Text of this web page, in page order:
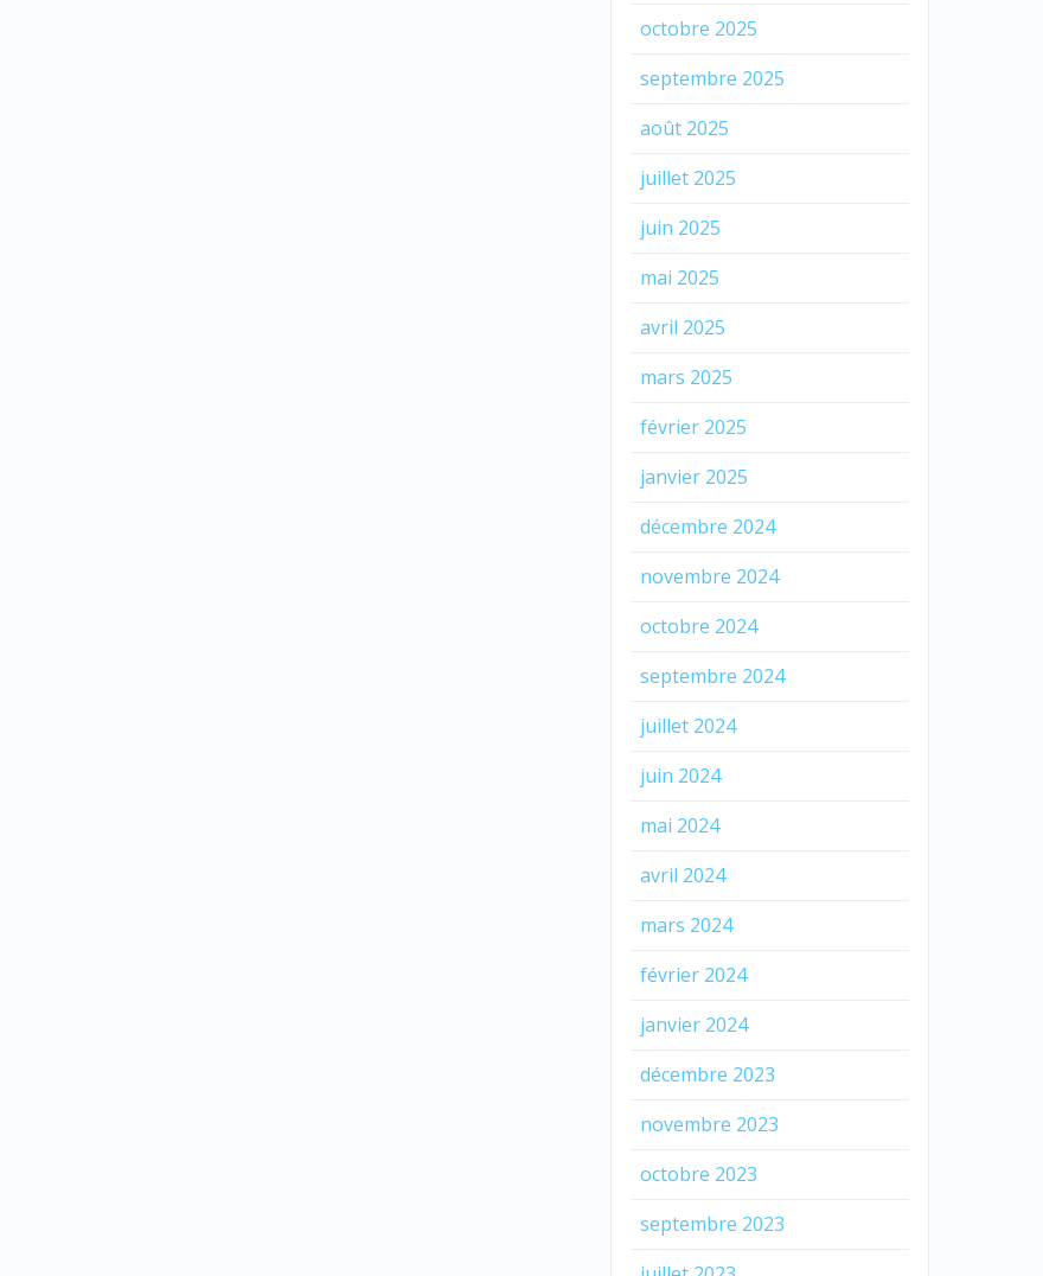
octobre 2025
septembre 2025
août 2025
juillet 2025
juin 2025
mai 2025
avril 2025
mars 2025
février 2025
janvier 2025
décembre 2024
novembre 2024
octobre 2024
septembre 2024
juillet 2024
juin 2024
mai 2024
avril 2024
mars 2024
février 2024
janvier 2024
décembre 2023
novembre 2023
octobre 2023
septembre 2023